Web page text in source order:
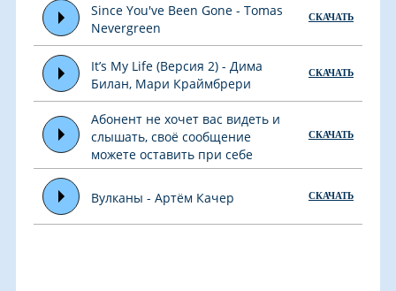
Since You've Been Gone - Tomas
Nevergreen
СКАЧАТЬ
It’s My Life (Версия 2) - Дима
Билан, Мари Краймбрери
СКАЧАТЬ
Абонент не хочет вас видеть и
слышать, своё сообщение
можете оставить при себе
СКАЧАТЬ
Вулканы - Артём Качер СКАЧАТЬ